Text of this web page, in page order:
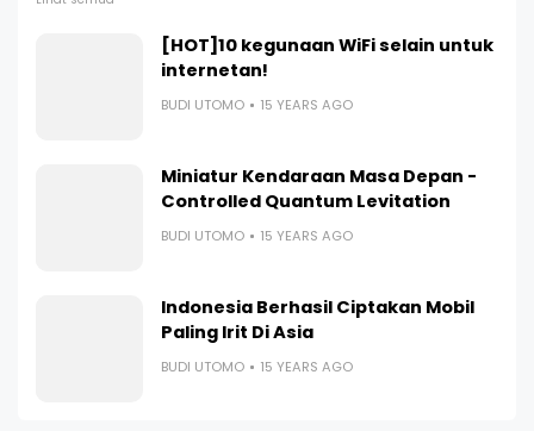
[HOT]10 kegunaan WiFi selain untuk
internetan!
BUDI UTOMO 15 YEARS AGO
Miniatur Kendaraan Masa Depan -
Controlled Quantum Levitation
BUDI UTOMO 15 YEARS AGO
Indonesia Berhasil Ciptakan Mobil
Paling Irit Di Asia
BUDI UTOMO 15 YEARS AGO